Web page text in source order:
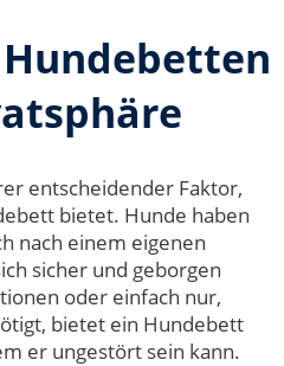
entscheidender Faktor,
bietet. Hunde haben
nach einem eigenen
sicher und geborgen
oder einfach nur,
bietet ein Hundebett
er ungestört sein kann.